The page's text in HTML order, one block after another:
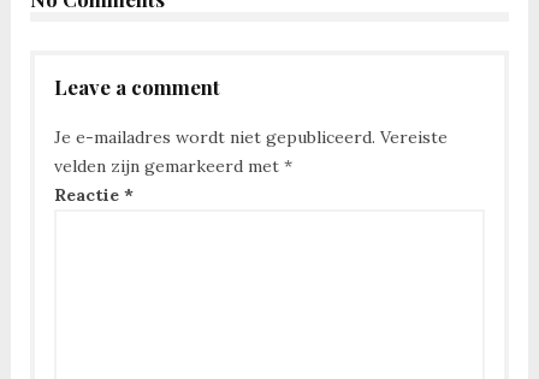
Leave a comment
Je e-mailadres wordt niet gepubliceerd. Vereiste
velden zijn gemarkeerd met *
Reactie *